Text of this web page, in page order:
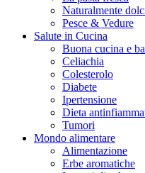
Naturalmente
Pesce & Vedure
Salute in Cucina
Buona cucina e
Celiachia
Colesterolo
Diabete
Ipertensione
Dieta
Tumori
Mondo alimentare
Alimentazione
Erbe aromatiche